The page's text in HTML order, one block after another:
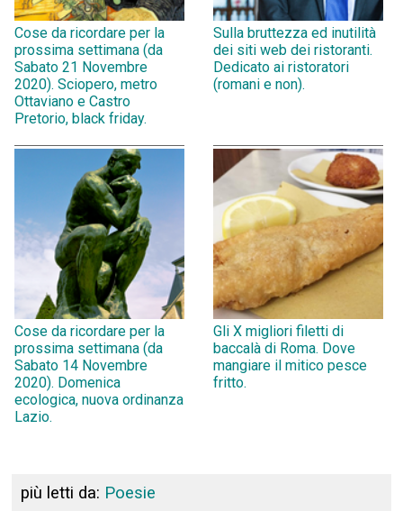
Cose da ricordare per la
prossima settimana (da
Sabato 21 Novembre
2020). Sciopero, metro
Ottaviano e Castro
Pretorio, black friday.
Sulla bruttezza ed inutilità
dei siti web dei ristoranti.
Dedicato ai ristoratori
(romani e non).
Cose da ricordare per la
prossima settimana (da
Sabato 14 Novembre
2020). Domenica
ecologica, nuova ordinanza
Lazio.
Gli X migliori filetti di
baccalà di Roma. Dove
mangiare il mitico pesce
fritto.
più letti da: Poesie